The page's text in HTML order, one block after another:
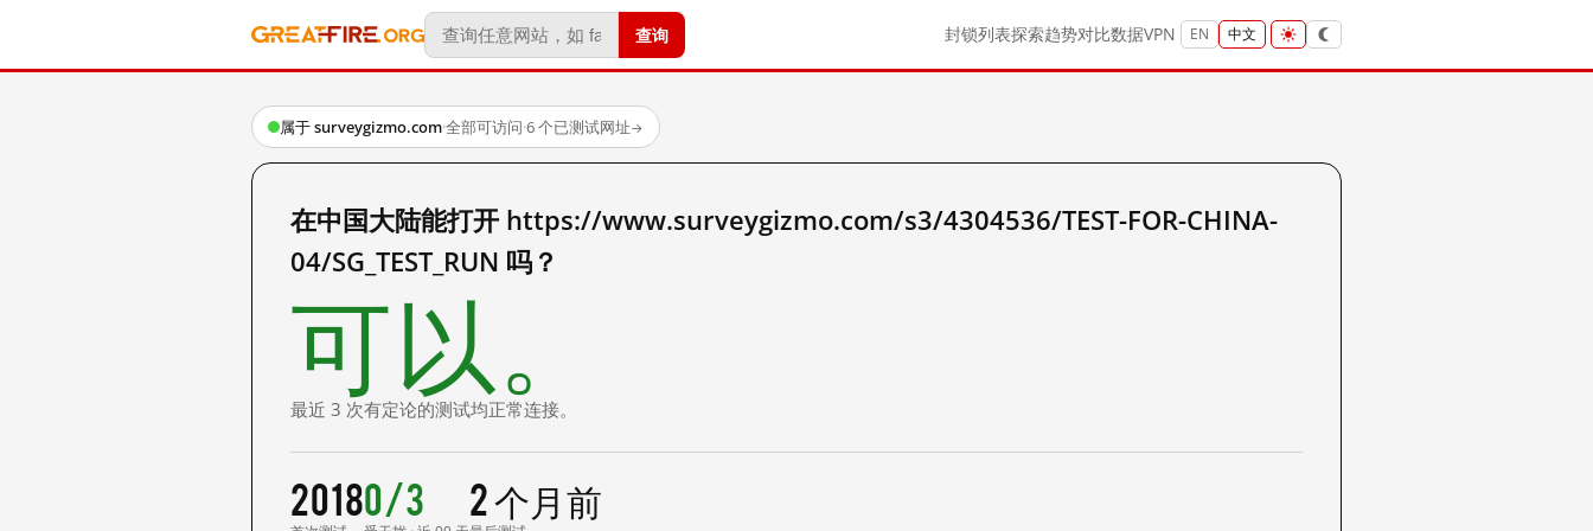
查询 封锁列表探索趋势对比数据VPN EN 中文
属于 surveygizmo.com·全部可访问·6 个已测试网址→
在中国大陆能打开 https://www.surveygizmo.com/s3/4304536/TEST-FOR-CHINA-
04/SG_TEST_RUN 吗？
可以。
最近 3 次有定论的测试均正常连接。
20180/3 2 个月前